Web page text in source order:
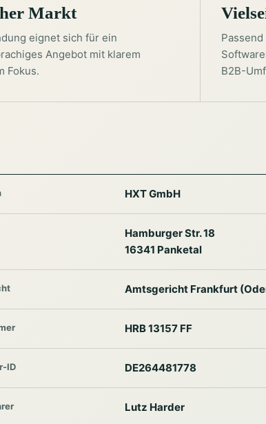
Markt
eignet sich für ein
Angebot mit klarem
Fokus.
B2B-
HXT GmbH
Hamburger Str. 18
16341 Panketal
Amtsgericht Frankfurt
HRB 13157 FF
ID DE264481778
Lutz Harder